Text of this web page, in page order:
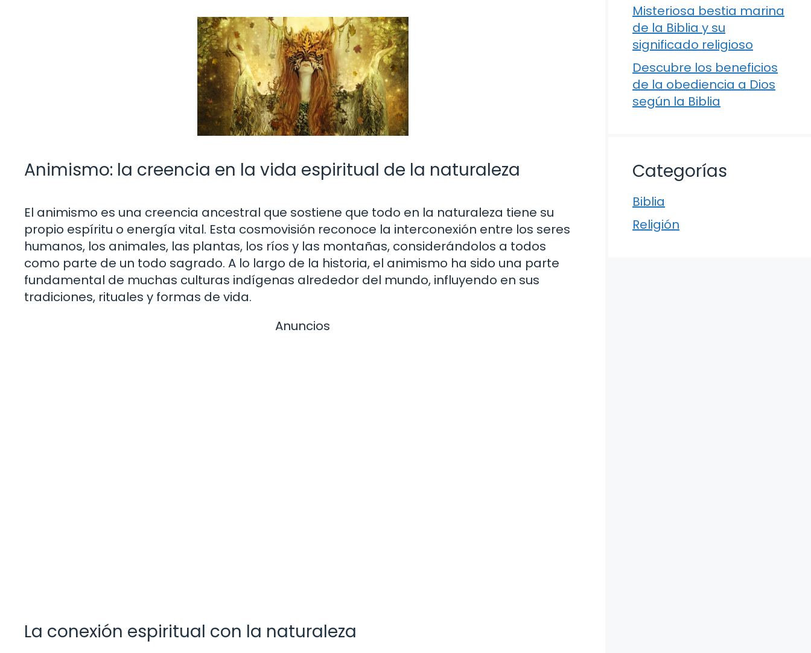
Animismo: la creencia en la vida espiritual de la naturaleza
El animismo es una creencia ancestral que sostiene que todo en la naturaleza tiene su
propio espíritu o energía vital. Esta cosmovisión reconoce la interconexión entre los seres
humanos, los animales, las plantas, los ríos y las montañas, considerándolos a todos
como parte de un todo sagrado. A lo largo de la historia, el animismo ha sido una parte
fundamental de muchas culturas indígenas alrededor del mundo, influyendo en sus
tradiciones, rituales y formas de vida.
Anuncios
La conexión espiritual con la naturaleza
Misteriosa bestia marina
de la Biblia y su
significado religioso
Descubre los beneficios
de la obediencia a Dios
según la Biblia
Categorías
Biblia
Religión